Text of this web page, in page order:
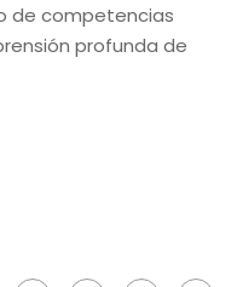
de competencias
profunda de